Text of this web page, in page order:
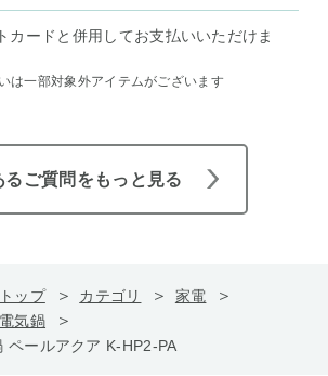
カードと併用してお支払いいただけま
は一部対象外アイテムがございます
るご質問をもっと見る
ップ カテゴリ
家電
電気鍋
ペールアクア K-HP2-PA